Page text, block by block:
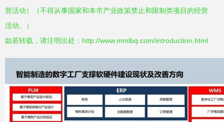
营活动）（不得从事国家和本市产业政策禁止和限制类项目的经营
活动。）
如若转载，请注明出处：http://www.mmlbq.com/introduction.html